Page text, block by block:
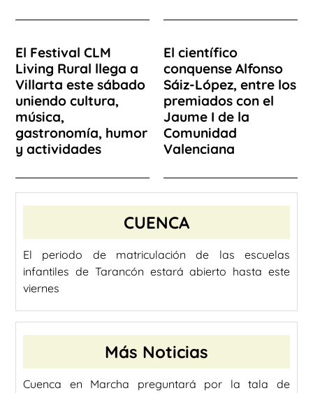
El Festival CLM
Living Rural llega a
Villarta este sábado
uniendo cultura,
música,
gastronomía, humor
y actividades
El científico
conquense Alfonso
Sáiz-López, entre los
premiados con el
Jaume I de la
Comunidad
Valenciana
CUENCA
El periodo de matriculación de las escuelas
infantiles de Tarancón estará abierto hasta este
viernes
Más Noticias
Cuenca en Marcha preguntará por la tala de